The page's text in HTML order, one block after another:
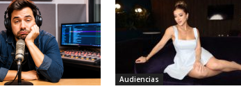
Audiencias